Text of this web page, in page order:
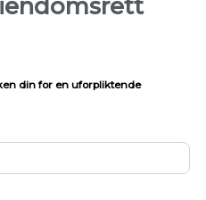
din for en uforpliktende